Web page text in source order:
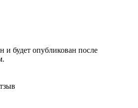
и будет опубликован после